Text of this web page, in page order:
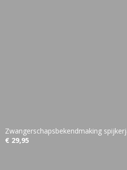
Zwangerschapsbekendmaking
€ 29,95